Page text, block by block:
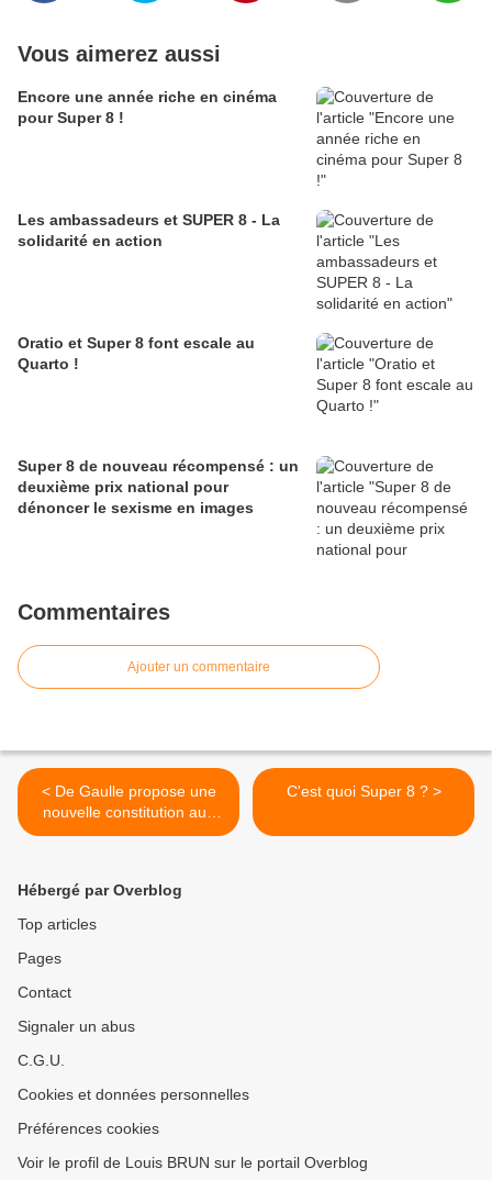
Vous aimerez aussi
Encore une année riche en cinéma
pour Super 8 !
Les ambassadeurs et SUPER 8 - La
solidarité en action
Oratio et Super 8 font escale au
Quarto !
Super 8 de nouveau récompensé : un
deuxième prix national pour
dénoncer le sexisme en images
Commentaires
Ajouter un commentaire
< De Gaulle propose une
nouvelle constitution aux
Français (septembre 1958)
C'est quoi Super 8 ? >
Hébergé par Overblog
Top articles
Pages
Contact
Signaler un abus
C.G.U.
Cookies et données personnelles
Préférences cookies
Voir le profil de Louis BRUN sur le portail Overblog